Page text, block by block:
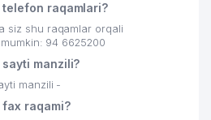
telefon raqamlari?
siz shu raqamlar orqali
94 6625200
sayti manzili?
manzili -
fax raqami?